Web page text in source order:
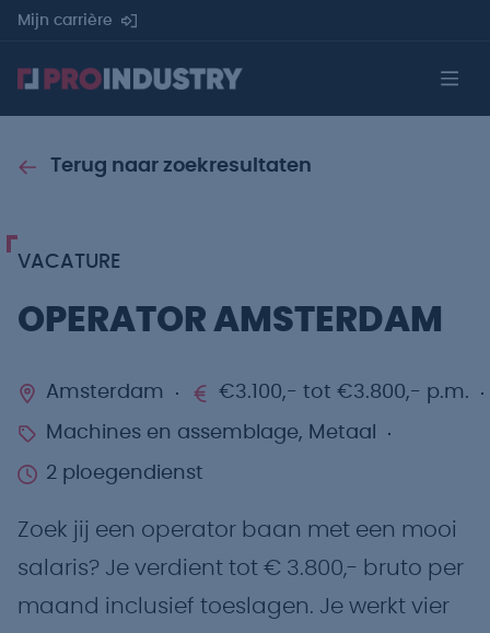
Mijn carrière
Terug naar zoekresultaten
VACATURE
OPERATOR AMSTERDAM
Amsterdam €3.100,- tot €3.800,- p.m.
Machines en assemblage, Metaal
2 ploegendienst
Zoek jij een operator baan met een mooi
salaris? Je verdient tot € 3.800,- bruto per
maand inclusief toeslagen. Je werkt vier